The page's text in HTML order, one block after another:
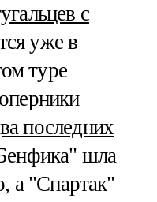
с
уже в
туре
последних
шла
а "Спартак"